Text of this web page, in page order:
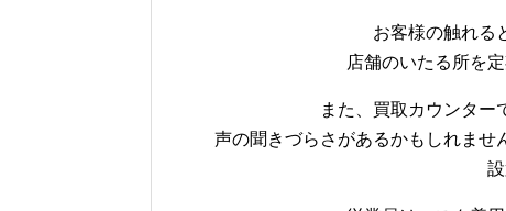
お客様の触れる
店舗のいたる所を
また、買取カウンター
声の聞きづらさがあるかもしれませ